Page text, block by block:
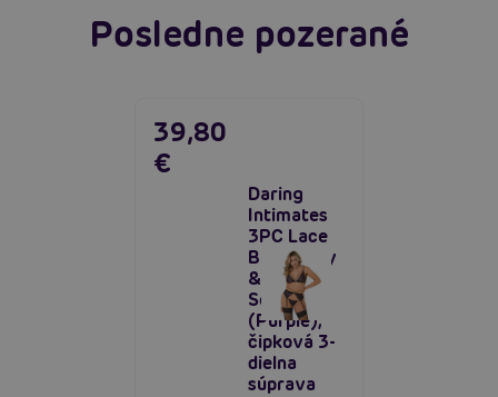
Posledne pozerané
Daring
Intimates
3PC Lace
Bra, Panty
& Garter
Set
(Purple),
čipková 3-
dielna
súprava
39,80
€